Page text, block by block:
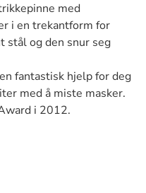
med
i en trekantform for
stål og den snur seg
fantastisk hjelp for deg
med å miste masker.
i 2012.